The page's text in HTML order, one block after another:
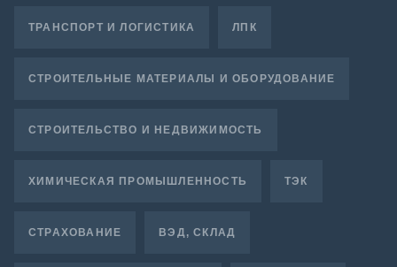
ТРАНСПОРТ И ЛОГИСТИКА ЛПК
СТРОИТЕЛЬНЫЕ МАТЕРИАЛЫ И ОБОРУДОВАНИЕ
СТРОИТЕЛЬСТВО И НЕДВИЖИМОСТЬ
ХИМИЧЕСКАЯ ПРОМЫШЛЕННОСТЬ ТЭК
СТРАХОВАНИЕ ВЭД, СКЛАД